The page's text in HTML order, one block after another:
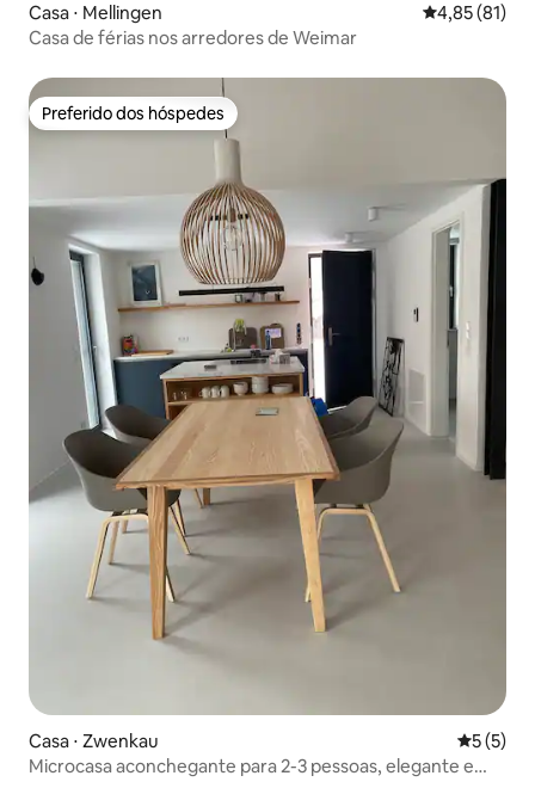
Casa ⋅ Mellingen 4,85 de uma
4,85 (81)
Casa de férias nos arredores de Weimar
Preferido dos hóspedes
Preferido dos hóspedes
Casa ⋅ Zwenkau 5 de
5 (5)
Microcasa aconchegante para 2-3 pessoas, elegante e